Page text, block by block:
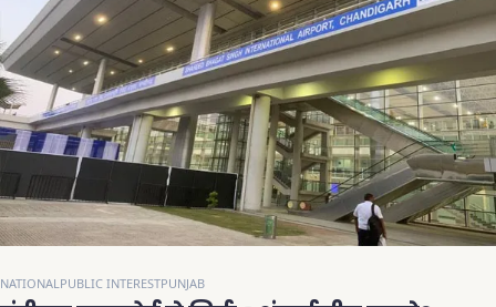
NATIONAL PUBLIC INTERESTPUNJAB